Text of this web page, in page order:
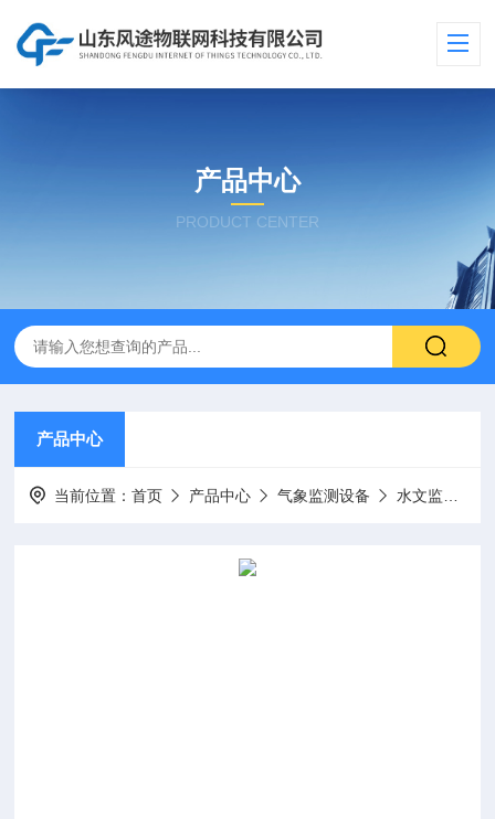
产品中心
PRODUCT CENTER
产品中心
当前位置：首页 产品中心 气象监测设备 水文监测